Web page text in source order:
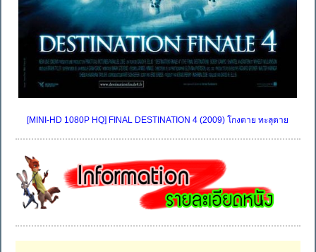
[MINI-HD 1080P HQ] FINAL DESTINATION 4 (2009) โกงตาย ทะลุตาย